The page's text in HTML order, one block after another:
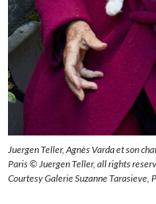
Juergen Teller, Agnès Varda et son
Paris © Juergen Teller, all rights
Courtesy Galerie Suzanne